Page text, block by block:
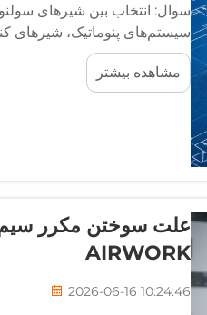
سیستم‌های پنوماتیک، شیرهای
عملگرها هدایت می‌کنند تا حرکات
مشاهده بیشتر
AIRWORK
2026-06-16 10:24:46